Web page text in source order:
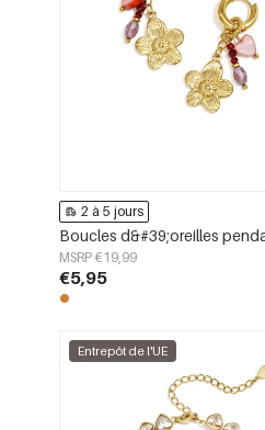
2 à 5 jours
MSRP €19,99
€5,95
Entrepôt de l'UE